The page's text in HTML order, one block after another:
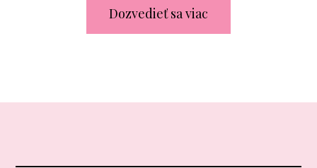
Dozvedieť sa viac